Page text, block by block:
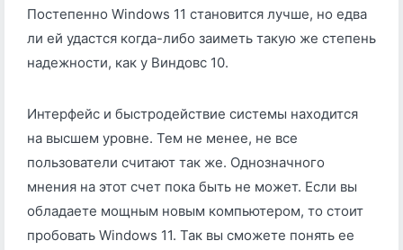
Постепенно Windows 11 становится лучше, но едва
ли ей удастся когда-либо заиметь такую же степень
надежности, как у Виндовс 10.
Интерфейс и быстродействие системы находится
на высшем уровне. Тем не менее, не все
пользователи считают так же. Однозначного
мнения на этот счет пока быть не может. Если вы
обладаете мощным новым компьютером, то стоит
пробовать Windows 11. Так вы сможете понять ее